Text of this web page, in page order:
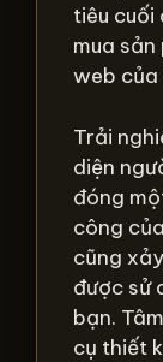
tiêu cuối
mua
web của
Trải
diện
đóng
công
cũng
được sử
bạn.
cụ thiết